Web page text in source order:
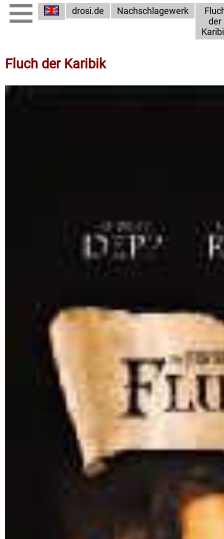
drosi.de Nachschlagewerk
der
Fluch der Karibik